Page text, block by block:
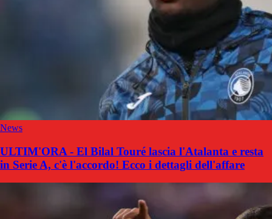
News
ULTIM'ORA - El Bilal Touré lascia l'Atalanta e resta
in Serie A, c'è l'accordo! Ecco i dettagli dell'affare